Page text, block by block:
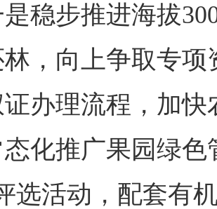
稳步推进海拔
，向上争取专
办理流程，加
化推广果园绿色
选活动，配套有